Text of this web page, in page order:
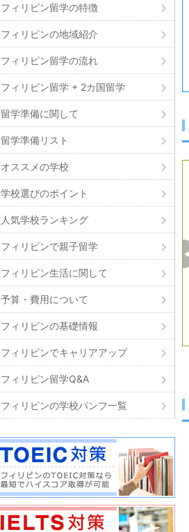
フィリピン留学の特徴
フィリピンの地域紹介
フィリピン留学の流れ
フィリピン留学 + 2カ国留学
留学準備に関して
留学準備リスト
オススメの学校
学校選びのポイント
人気学校ランキング
フィリピンで親子留学
フィリピン生活に関して
予算・費用について
フィリピンの基礎情報
フィリピンでキャリアアップ
フィリピン留学Q&A
フィリピンの学校パンフ一覧